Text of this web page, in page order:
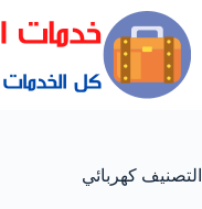
التصنيف كهربائي